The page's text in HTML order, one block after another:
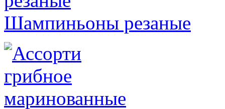
Шампиньоны резаные